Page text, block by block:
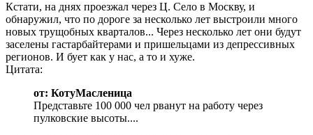
Кстати, на днях проезжал через Ц. Село в Москву, и
обнаружил, что по дороге за несколько лет выстроили много
новых трущобных кварталов... Через несколько лет они будут
заселены гастарбайтерами и пришельцами из депрессивных
регионов. И бует как у нас, а то и хуже.
Цитата:
от: КотуМасленица
Представьте 100 000 чел рванут на работу через
пулковские высоты....